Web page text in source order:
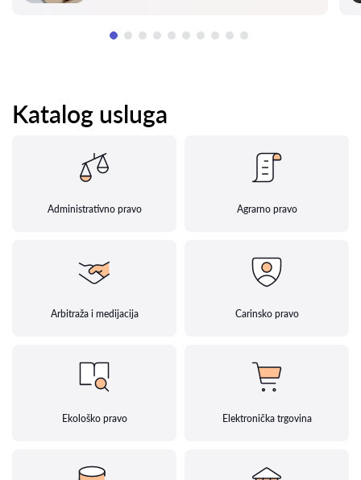
Katalog usluga
Administrativno pravo Agrarno pravo
Arbitraža i medijacija Carinsko pravo
Ekološko pravo Elektronička trgovina